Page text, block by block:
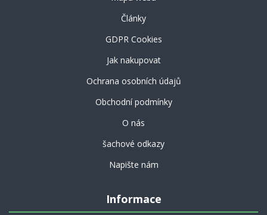
Články
GDPR Cookies
Jak nakupovat
Ochrana osobních údajů
Obchodní podmínky
O nás
šachové odkazy
Napište nám
Informace